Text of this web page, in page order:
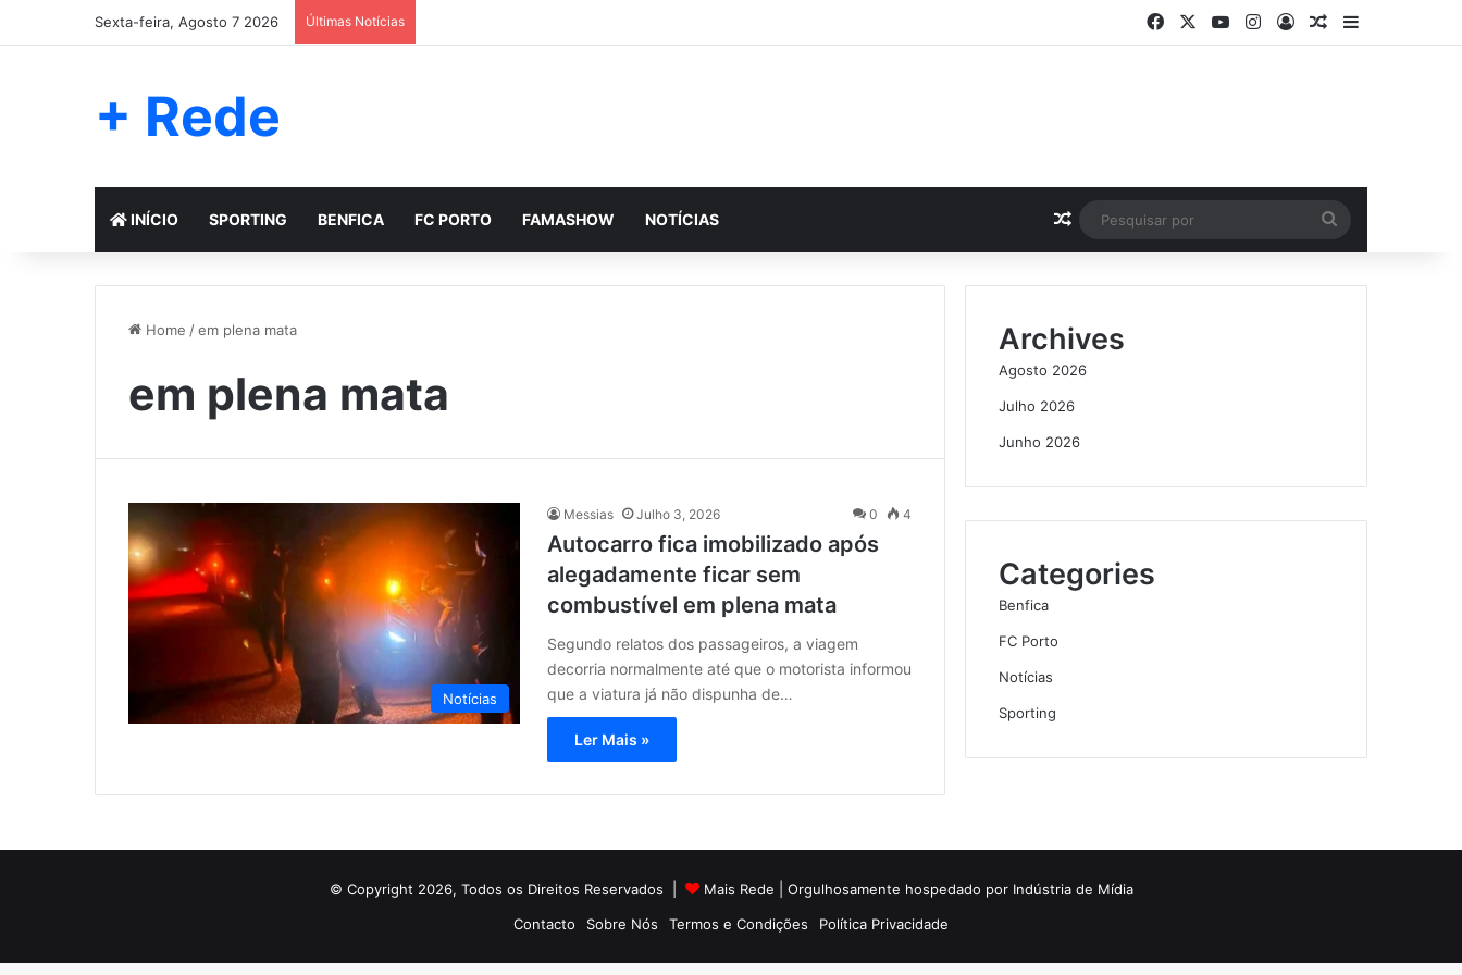
Sexta-feira, Agosto 7 2026 Últimas Notícias FacebookYouTubeInstagram
Log InArtigo Aleatório
Sidebar
+ Rede
INÍCIO SPORTING BENFICA FC PORTO FAMASHOW NOTÍCIAS Artigo Aleatório
por
Home /em plena mata
em plena mata
Notícias
Messias Julho 3, 2026 0 4
Autocarro fica imobilizado após
alegadamente ficar sem
combustível em plena mata
Segundo relatos dos passageiros, a viagem
decorria normalmente até que o motorista informou
que a viatura já não dispunha de…
Ler Mais »
Archives
Agosto 2026
Julho 2026
Junho 2026
Categories
Benfica
FC Porto
Notícias
Sporting
© Copyright 2026, Todos os Direitos Reservados | Mais Rede | Orgulhosamente hospedado por Indústria de Mídia
Contacto
Sobre Nós Termos e Condições Política Privacidade